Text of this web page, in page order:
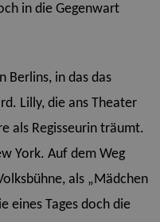
in die Gegenwart
Berlins, in das das
Lilly, die ans Theater
als Regisseurin träumt.
York. Auf dem Weg
als „Mädchen
eines Tages doch die